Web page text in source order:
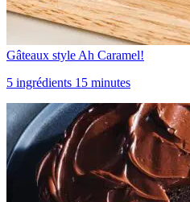
Gâteaux style Ah Caramel!
5 ingrédients 15 minutes